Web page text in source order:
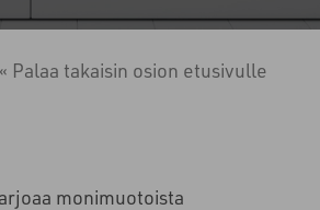
« Palaa takaisin osion etusivulle
monimuotoista